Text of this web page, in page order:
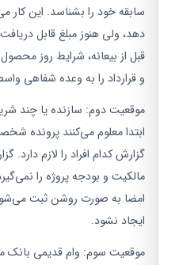
سابقه خود را بشناسد. این کار
دهد، ولی هنوز مبلغ قابل دریافت
قبل از بیعانه، شرایط روز محصول
و قرارداد را به وعده شفاهی واسطه
موقعیت دوم: سازنده یا چند شریک
ابتدا معلوم می‌کنند پرونده
گزارش کدام افراد را لازم دارد.
مالکیت و بودجه پروژه را نمی‌گیرد.
امضا به صورت روشن ثبت می‌شوند
ایجاد نشود.
موقعیت سوم: وام قدیمی بانک